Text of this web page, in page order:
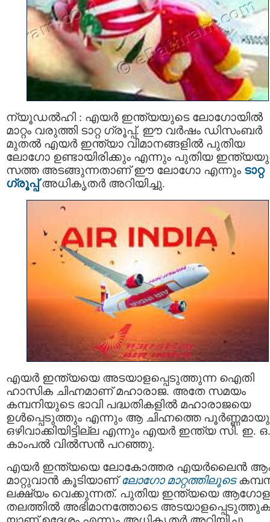
ന്യൂഡല്‍ഹി : എയര്‍ ഇന്ത്യയുടെ ലോഗോയില്‍
മാറ്റം വരുത്തി ടാറ്റ ഗ്രൂപ്പ്. ഈ വര്‍ഷം ഡിസംബര്‍
മുതല്‍ എയര്‍ ഇന്ത്യാ വിമാനങ്ങളില്‍ പുതിയ
ലോഗോ ഉണ്ടായിരിക്കും എന്നും പുതിയ
സത്ത അടങ്ങുന്നതാണ് ഈ ലോഗോ എന്നും ടാറ്റ
ഗ്രൂപ്പ് അധികൃതര്‍ അറിയിച്ചു.
എയര്‍ ഇന്ത്യയെ അടയാളപ്പെടുത്തുന്ന ഐതി
ഹാസിക ചിഹ്നമാണ് മഹാരാജ. അതേ സമയം
കമ്പനിയുടെ ഭാവി പദ്ധതികളില്‍ മഹാരാജയെ
ഉള്‍പ്പെടുത്തും എന്നും ആ ചിഹ്നത്തെ
ഒഴിവാക്കിയിട്ടില്ല എന്നും എയര്‍ ഇന്ത്യ സി. ഇ. ഒ.
കാംപല്‍ വില്‍സന്‍ പറഞ്ഞു.
എയര്‍ ഇന്ത്യയെ ലോകോത്തര എയര്‍ലൈന്‍
മാറ്റുവാന്‍ കൂടിയാണ്ലോഗോ മാറ്റത്തിലൂടെ
ലക്ഷ്യം വെക്കുന്നത്. പുതിയ ഇന്ത്യയെ ആഗോള
തലത്തില്‍ അഭിമാനത്തോടെ അടയാളപ്പെടുത്തുക